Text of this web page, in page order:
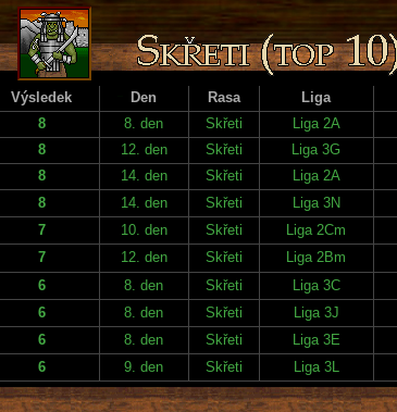
Výsledek Den Rasa Liga
8 8. den Skřeti Liga 2A
8 12. den Skřeti Liga 3G
8 14. den Skřeti Liga 2A
8 14. den Skřeti Liga 3N
7 10. den Skřeti Liga 2Cm
7 12. den Skřeti Liga 2Bm
6 8. den Skřeti Liga 3C
6 8. den Skřeti Liga 3J
6 8. den Skřeti Liga 3E
6 9. den Skřeti Liga 3L